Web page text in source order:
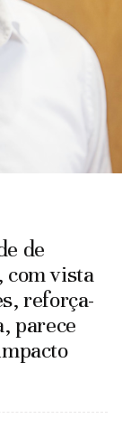
de
com vista
reforça-
parece